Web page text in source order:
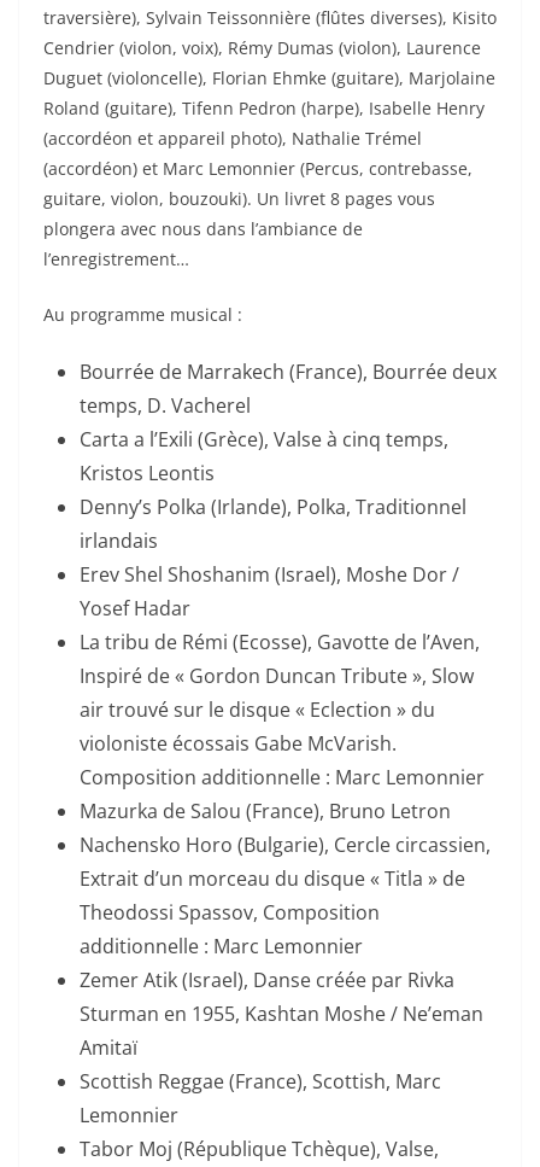
traversière), Sylvain Teissonnière (flûtes diverses), Kisito
Cendrier (violon, voix), Rémy Dumas (violon), Laurence
Duguet (violoncelle), Florian Ehmke (guitare), Marjolaine
Roland (guitare), Tifenn Pedron (harpe), Isabelle Henry
(accordéon et appareil photo), Nathalie Trémel
(accordéon) et Marc Lemonnier (Percus, contrebasse,
guitare, violon, bouzouki). Un livret 8 pages vous
plongera avec nous dans l’ambiance de
l’enregistrement…
Au programme musical :
Bourrée de Marrakech (France), Bourrée deux
temps, D. Vacherel
Carta a l’Exili (Grèce), Valse à cinq temps,
Kristos Leontis
Denny’s Polka (Irlande), Polka, Traditionnel
irlandais
Erev Shel Shoshanim (Israel), Moshe Dor /
Yosef Hadar
La tribu de Rémi (Ecosse), Gavotte de l’Aven,
Inspiré de « Gordon Duncan Tribute », Slow
air trouvé sur le disque « Eclection » du
violoniste écossais Gabe McVarish.
Composition additionnelle : Marc Lemonnier
Mazurka de Salou (France), Bruno Letron
Nachensko Horo (Bulgarie), Cercle circassien,
Extrait d’un morceau du disque « Titla » de
Theodossi Spassov, Composition
additionnelle : Marc Lemonnier
Zemer Atik (Israel), Danse créée par Rivka
Sturman en 1955, Kashtan Moshe / Ne’eman
Amitaï
Scottish Reggae (France), Scottish, Marc
Lemonnier
Tabor Moj (République Tchèque), Valse,